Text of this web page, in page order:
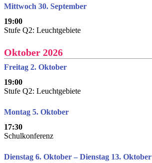
Mittwoch 30. September
19:00
Stufe Q2: Leuchtgebiete
Oktober 2026
Freitag 2. Oktober
19:00
Stufe Q2: Leuchtgebiete
Montag 5. Oktober
17:30
Schulkonferenz
Dienstag 6. Oktober – Dienstag 13. Oktober